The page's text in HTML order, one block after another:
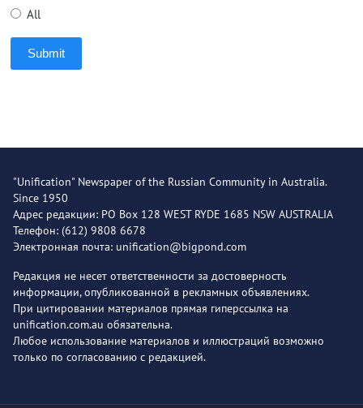
All
Submit
"Unification" Newspaper of the Russian Community in Australia.
Since 1950
Адрес редакции: PO Box 128 WEST RYDE 1685 NSW AUSTRALIA
Телефон: (612) 9808 6678
Электронная почта: unification@bigpond.com
Редакция не несет ответственности за достоверность
информации, опубликованной в рекламных объявлениях.
При цитировании материалов прямая гиперссылка на
unification.com.au обязательна.
Любое использование материалов и иллюстраций возможно
только по согласованию с редакцией.